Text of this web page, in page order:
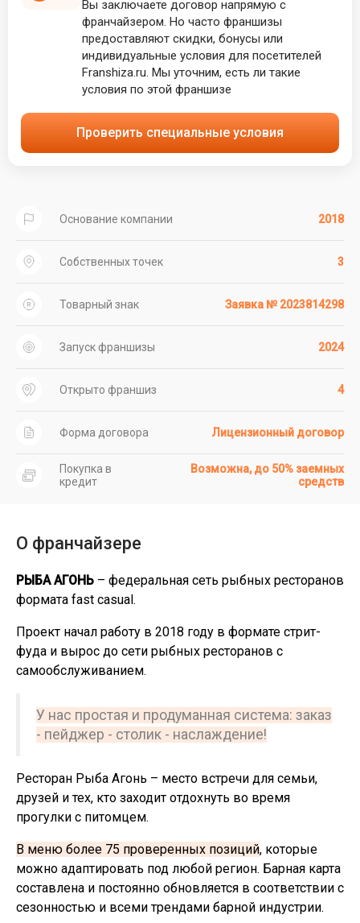
Вы заключаете договор напрямую с
франчайзером. Но часто франшизы
предоставляют скидки, бонусы или
индивидуальные условия для посетителей
Franshiza.ru. Мы уточним, есть ли такие
условия по этой франшизе
Проверить специальные условия
Основание компании 2018
Собственных точек 3
Товарный знак Заявка № 2023814298
Запуск франшизы 2024
Открыто франшиз 4
Форма договора Лицензионный договор
Покупка в
кредит
Возможна, до 50% заемных
средств
О франчайзере
РЫБА АГОНЬ – федеральная сеть рыбных ресторанов
формата fast casual.
Проект начал работу в 2018 году в формате стрит-
фуда и вырос до сети рыбных ресторанов с
самообслуживанием.
У нас простая и продуманная система: заказ
- пейджер - столик - наслаждение!
Ресторан Рыба Агонь – место встречи для семьи,
друзей и тех, кто заходит отдохнуть во время
прогулки с питомцем.
В меню более 75 проверенных позиций, которые
можно адаптировать под любой регион. Барная карта
составлена и постоянно обновляется в соответствии с
сезонностью и всеми трендами барной индустрии.